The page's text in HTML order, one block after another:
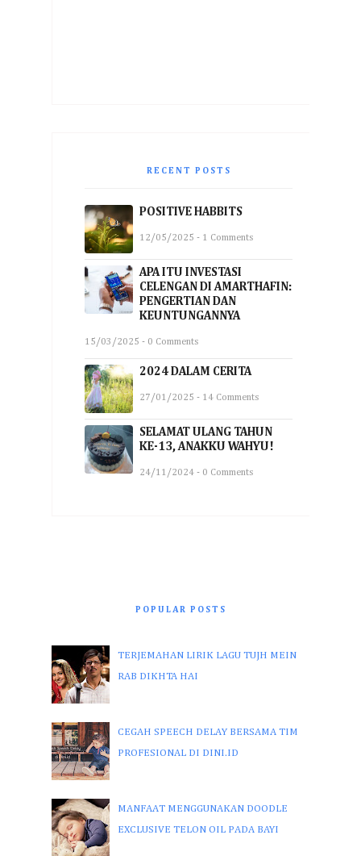
RECENT POSTS
POSITIVE HABBITS
12/05/2025 - 1 Comments
APA ITU INVESTASI
CELENGAN DI AMARTHAFIN:
PENGERTIAN DAN
KEUNTUNGANNYA
15/03/2025 - 0 Comments
2024 DALAM CERITA
27/01/2025 - 14 Comments
SELAMAT ULANG TAHUN
KE-13, ANAKKU WAHYU!
24/11/2024 - 0 Comments
POPULAR POSTS
TERJEMAHAN LIRIK LAGU TUJH MEIN
RAB DIKHTA HAI
CEGAH SPEECH DELAY BERSAMA TIM
PROFESIONAL DI DINI.ID
MANFAAT MENGGUNAKAN DOODLE
EXCLUSIVE TELON OIL PADA BAYI